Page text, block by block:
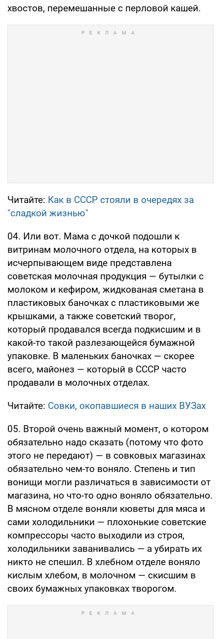
хвостов, перемешанные с перловой кашей.
Читайте: Как в СССР стояли в очередях за
"сладкой жизнью"
04. Или вот. Мама с дочкой подошли к
витринам молочного отдела, на которых в
исчерпывающем виде представлена
советская молочная продукция — бутылки с
молоком и кефиром, жидкованая сметана в
пластиковых баночках с пластиковыми же
крышками, а также советский творог,
который продавался всегда подкисшим и в
какой-то такой разлезающейся бумажной
упаковке. В маленьких баночках — скорее
всего, майонез — который в СССР часто
продавали в молочных отделах.
Читайте: Совки, окопавшиеся в наших ВУЗах
05. Второй очень важный момент, о котором
обязательно надо сказать (потому что фото
этого не передают) — в совковых магазинах
обязательно чем-то воняло. Степень и тип
вонищи могли различаться в зависимости от
магазина, но что-то одно воняло обязательно.
В мясном отделе воняли кюветы для мяса и
сами холодильники — плохонькие советские
компрессоры часто выходили из строя,
холодильники заванивались — а убирать их
никто не спешил. В хлебном отделе воняло
кислым хлебом, в молочном — скисшим в
своих бумажных упаковках творогом.